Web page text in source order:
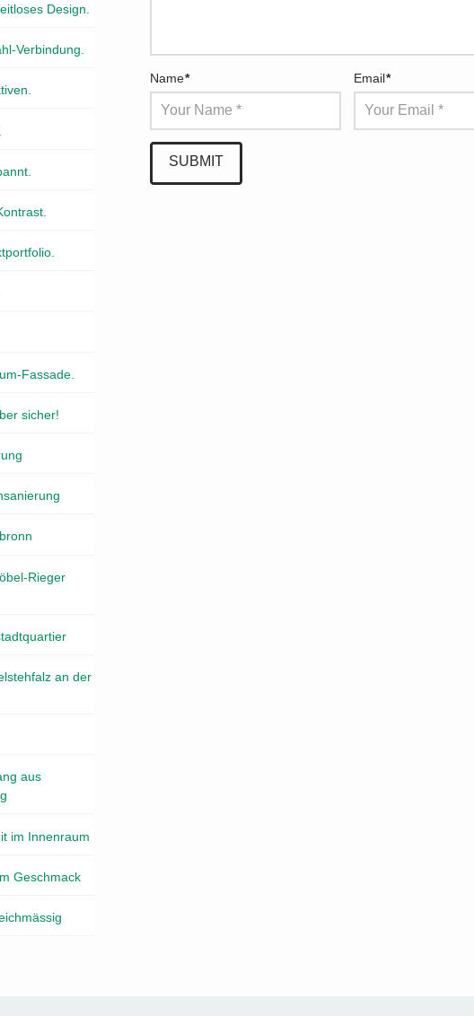
Name* Email*
Design.
Verbindung.
Fassade.
sicher!
Rieger
an der
aus
im Innenraum
Geschmack